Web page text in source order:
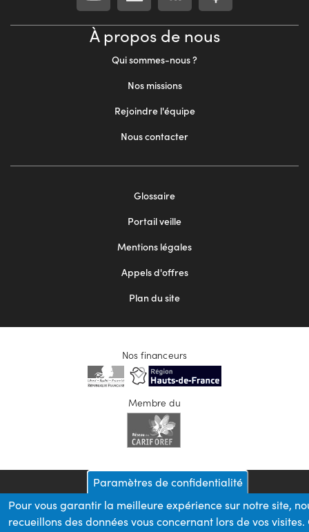
À propos de nous
Qui sommes-nous ?
Nos missions
Rejoindre l'équipe
Nous contacter
Glossaire
Portail veille
Mentions légales
Appels d'offres
Plan du site
Nos financeurs
Membre du
Paramètres de confidentialité
Pour vous garantir la meilleure expérience sur notre site,
recueillons des données vous concernant lors de vos visites.